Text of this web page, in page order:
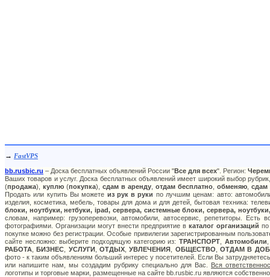
→ FastVPS
bb.rusbic.ru – Доска бесплатных объявлений России "Все для всех". Регион:
Ваших товаров и услуг. Доска бесплатных объявлений имеет широкий выбор
(продажа), куплю (покупка), сдам в аренду отдам бесплатно обменяю сдам
Продать или купить Вы можете из рук в руки по лучшим ценам: авто:
изделия, косметика, мебель, товары для дома и для детей, бытовая техника:
блоки, ноутбуки, нетбуки, ipad, сервера, системные блоки, сервера,
словам, например: грузоперевозки, автомобили, автосервис, репетиторы.
фотографиями. Организации могут внести предприятие в каталог организаций по
покупке можно без регистрации. Особые привилегии зарегистрированным
сайте несложно: выберите подходящую категорию из:ТРАНСПОРТ Автомобили
РАБОТА ,БИЗНЕС УСЛУГИ,ОТДЫХ ,УВЛЕЧЕНИЯ ОБЩЕСТВО ,ОТДАМ В
фото - к таким объявлениям больший интерес у посетителей. Если Вы
или напишите нам, мы создадим рубрику специально для Вас. Вся
логотипы и торговые марки, размещенные на сайте bb.rusbic.ru являются